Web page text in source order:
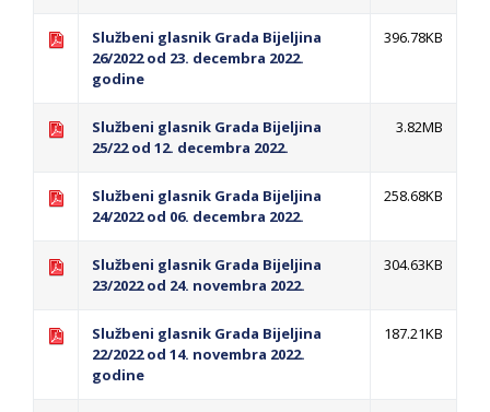
DVORIŠTE ZAJEDNICA ETAŽNIH VLASNIKA I
JAVNI PROSTOR U MJESNIM ZAJEDNICAMA
Obavještenje za preduzetnika - Gojko
Od 27. jula prijem zahtjeva za novčanu
pomoć za nabavku školskog pribora
osnovcima
Obrasci zahtjeva za regresirano gorivo
Zahtjev za izdavanje PONOSNE KARTICE
Obavještenje za preduzetnika - Vera Ujić
Službeni glasnik Grada Bijeljina
26/2022 od 23. decembra 2022.
godine
396.78KB
Službeni glasnik Grada Bijeljina
25/22 od 12. decembra 2022.
3.82MB
Službeni glasnik Grada Bijeljina
24/2022 od 06. decembra 2022.
258.68KB
Službeni glasnik Grada Bijeljina
23/2022 od 24. novembra 2022.
304.63KB
Službeni glasnik Grada Bijeljina
22/2022 od 14. novembra 2022.
godine
187.21KB